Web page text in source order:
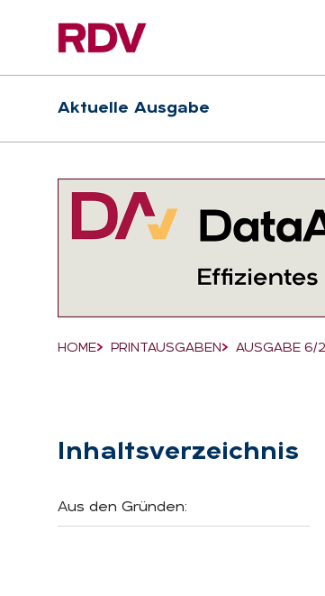
Suchfeld
Hauptnavigation
Aktuelle Ausgabe
Breadcrumb-Navigation
HOME PRINTAUSGABEN AUSGABE 6/
Inhaltsverzeichnis
Aus den Gründen: